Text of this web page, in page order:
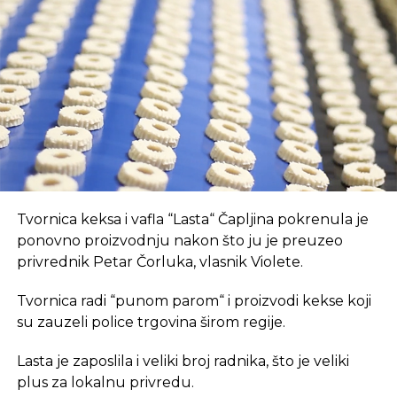
opremljen prostor, što je ključan preduvjet za
suvremeni način rada.
REKLAMA
U coworking prostoru, radnici su okruženi sličnim
profesionalcima, što potiče produktivnost i radnu
atmosferu koju je teško postići u kućnom
Dodatna prednost coworkinga je umrežavanje i
prostoru omogućava razmjenu ideja, kontakata i
suradnji, čime coworking prostor postaje inkubator
Tvornica keksa i vafla “Lasta“ Čapljina pokrenula je
ponovno proizvodnju nakon što ju je preuzeo
privrednik Petar Čorluka, vlasnik Violete.
Tvornica radi “punom parom“ i proizvodi kekse koji
su zauzeli police trgovina širom regije.
Lasta je zaposlila i veliki broj radnika, što je veliki
plus za lokalnu privredu.